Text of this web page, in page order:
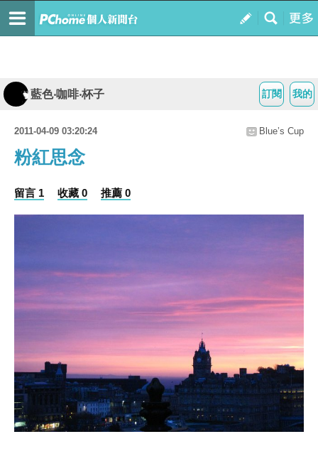
我的
訂閱
藍色‧咖啡‧杯子
2011-04-09 03:20:24 Blue’s Cup
粉紅思念
留言 1 收藏 0 推薦 0